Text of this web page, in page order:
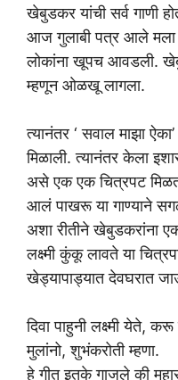
खेबुडकर यांची सर्व गाणी
आज गुलाबी पत्र आले मला
लोकांना खूपच आवडली.
म्हणून ओळखू लागला.
त्यानंतर ‘ सवाल माझा
मिळाली. त्यानंतर केला
असे एक एक चित्रपट
आलं पाखरू या गाण्याने
अशा रीतीने खेबुडकरांना
लक्ष्मी कुंकू लावते या
खेड्यापाड्यात देवघरात
दिवा पाहुनी लक्ष्मी येते, करू
मुलांनो, शुभंकरोती म्हणा.
हे गीत इतके गाजले की